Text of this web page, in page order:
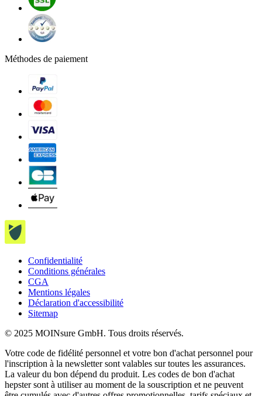
Méthodes de paiement
Confidentialité
Conditions générales
CGA
Mentions légales
Déclaration d'accessibilité
Sitemap
© 2025 MOINsure GmbH. Tous droits réservés.
Votre code de fidélité personnel et votre bon d'achat personnel pour
l'inscription à la newsletter sont valables sur toutes les assurances.
La valeur du bon dépend du produit. Les codes de bon d'achat
hepster sont à utiliser au moment de la souscription et ne peuvent